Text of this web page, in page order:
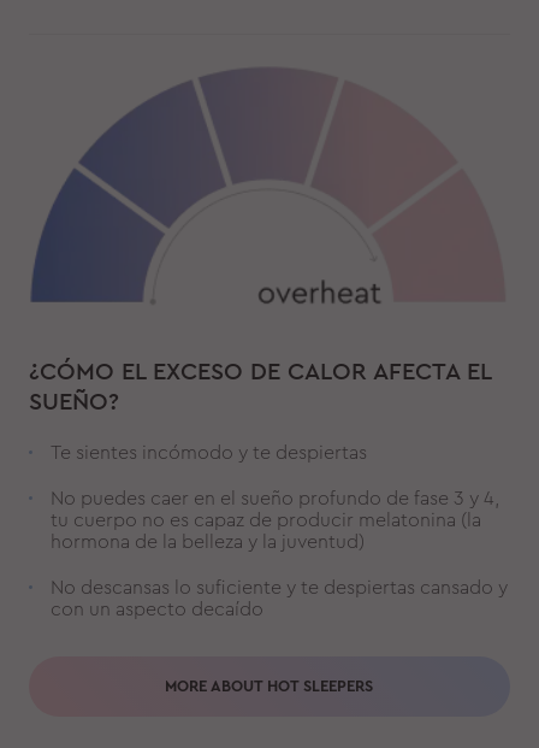
¿CÓMO EL EXCESO DE CALOR AFECTA EL
SUEÑO?
Te sientes incómodo y te despiertas
No puedes caer en el sueño profundo de fase 3 y 4,
tu cuerpo no es capaz de producir melatonina (la
hormona de la belleza y la juventud)
No descansas lo suficiente y te despiertas cansado y
con un aspecto decaído
MORE ABOUT HOT SLEEPERS